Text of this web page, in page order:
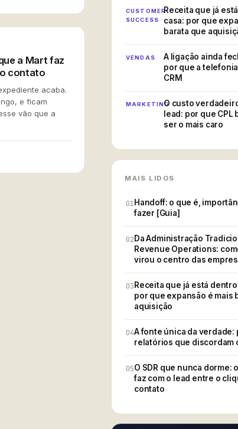
ADQUIRIR NOVO
caro
CAC alto, ciclo longo
VERDADE
?
MART · O SDR QUE
IA
o que acontece entre
a Mart faz
contato
acaba.
e ficam
vão que a
CUSTOMER
SUCCESS
Receita que já
casa: por que
barata que
VENDAS
A ligação ainda
por que a
CRM
MARKETINGO custo
lead: por que CPL
ser o mais caro
MAIS LIDOS
01 Handoff: o que é,
fazer [Guia]
02Da Administração
Revenue Operations:
virou o centro das
03Receita que já está
por que expansão é mais
aquisição
04A fonte única da verdade:
relatórios que discordam
05O SDR que nunca dorme:
faz com o lead entre o
contato